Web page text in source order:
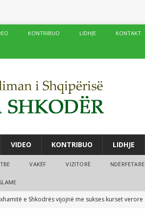
KONTRIBUO LIDHJE KONTAKT
VIDEO KONTRIBUO LIDHJE
VAKËF VIZITORË NDËRFETARE
e Shkodrës vijojnë me sukses kurset verore